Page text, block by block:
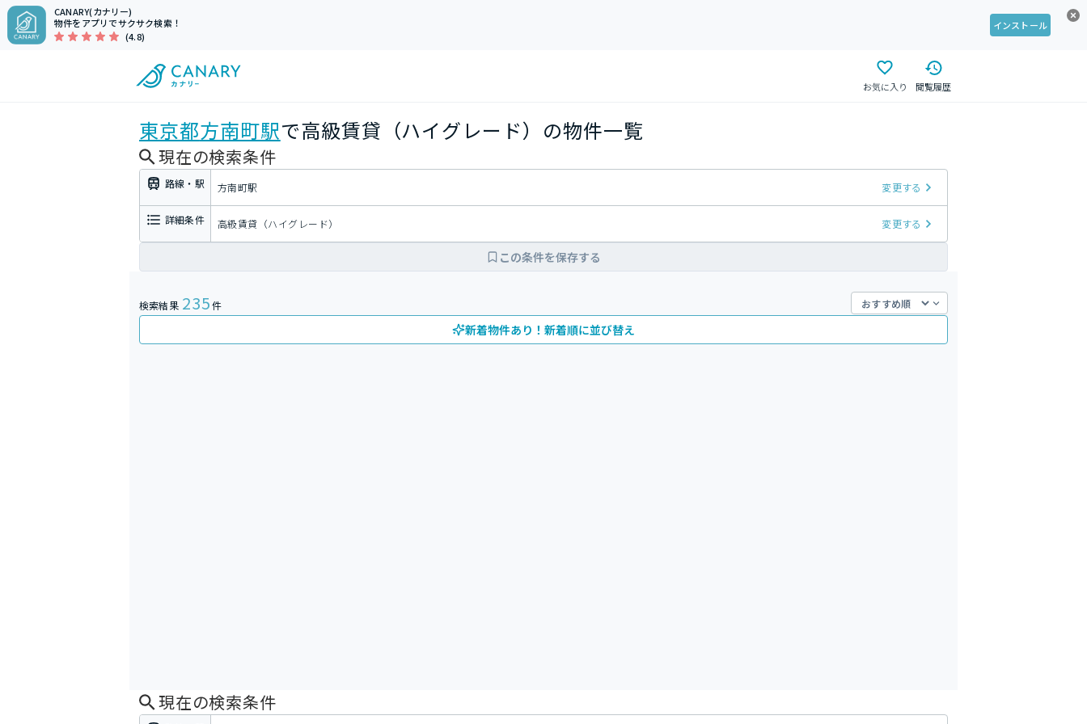
CANARY(カナリー)
物件をアプリでサクサク検索！
(4.8)
インストール
お気に入り 閲覧履歴
東京都方南町駅で高級賃貸（ハイグレード）の物件一覧
現在の検索条件
路線・駅 方南町駅 変更する
詳細条件 高級賃貸（ハイグレード） 変更する
この条件を保存する
検索結果 235件
新着物件あり！新着順に並び替え
現在の検索条件